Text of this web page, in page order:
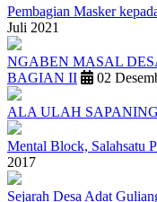
Pembagian Masker
Juli 2021
NGABEN MASAL
BAGIAN II
02
ALA ULAH
Mental Block, Salahsatu
2017
Sejarah Desa Adat